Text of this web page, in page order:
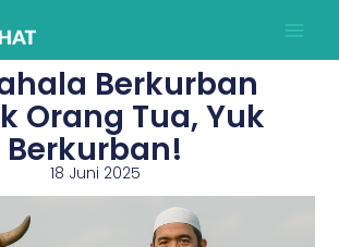
Berkurban
Orang Tua, Yuk
Berkurban!
18 Juni 2025